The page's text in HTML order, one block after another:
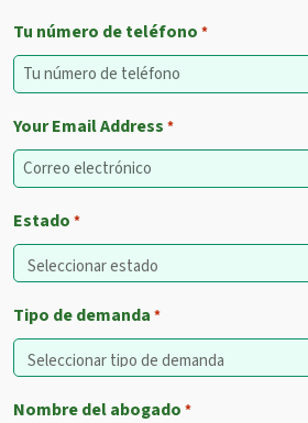
Tu número de teléfono *
Your Email Address *
Estado *
Tipo de demanda *
Nombre del abogado *